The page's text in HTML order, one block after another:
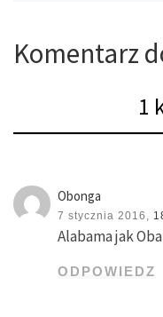
Komentarz
1
Obonga
7 stycznia 2016,
Alabama jak
ODPOWIEDZ